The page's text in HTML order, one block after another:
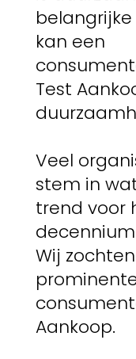
kan een
Test
Veel
stem in
trend voor
Wij
Aankoop.